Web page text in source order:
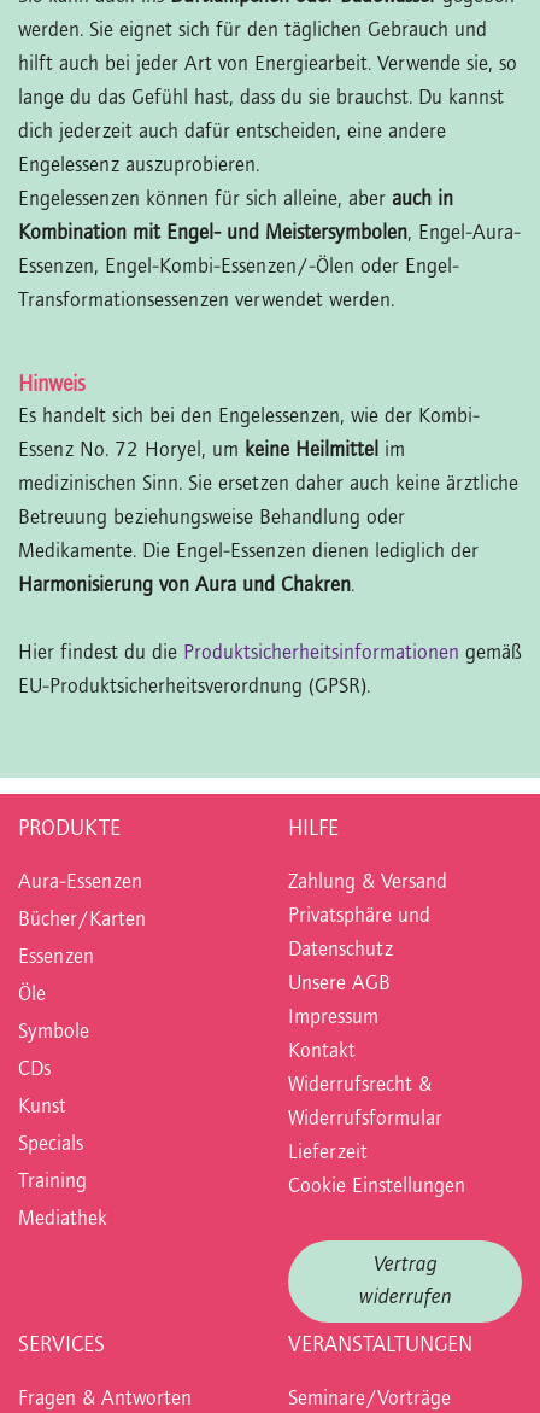
werden. Sie eignet sich für den täglichen Gebrauch und
hilft auch bei jeder Art von Energiearbeit. Verwende sie, so
lange du das Gefühl hast, dass du sie brauchst. Du kannst
dich jederzeit auch dafür entscheiden, eine andere
Engelessenz auszuprobieren.
Engelessenzen können für sich alleine, aber auch in
Kombination mit Engel- und Meistersymbolen, Engel-Aura-
Essenzen, Engel-Kombi-Essenzen/-Ölen oder Engel-
Transformationsessenzen verwendet werden.
Hinweis
Es handelt sich bei den Engelessenzen, wie der Kombi-
Essenz No. 72 Horyel, um keine Heilmittel im
medizinischen Sinn. Sie ersetzen daher auch keine ärztliche
Betreuung beziehungsweise Behandlung oder
Medikamente. Die Engel-Essenzen dienen lediglich der
Harmonisierung von Aura und Chakren.
Hier findest du die Produktsicherheitsinformationen gemäß
EU-Produktsicherheitsverordnung (GPSR).
PRODUKTE
Aura-Essenzen
Bücher/Karten
Essenzen
Öle
Symbole
CDs
Kunst
Specials
Training
Mediathek
HILFE
Zahlung & Versand
Privatsphäre und
Datenschutz
Unsere AGB
Impressum
Kontakt
Widerrufsrecht &
Widerrufsformular
Lieferzeit
Cookie Einstellungen
Vertrag
widerrufen
SERVICES
Fragen & Antworten
VERANSTALTUNGEN
Seminare/Vorträge